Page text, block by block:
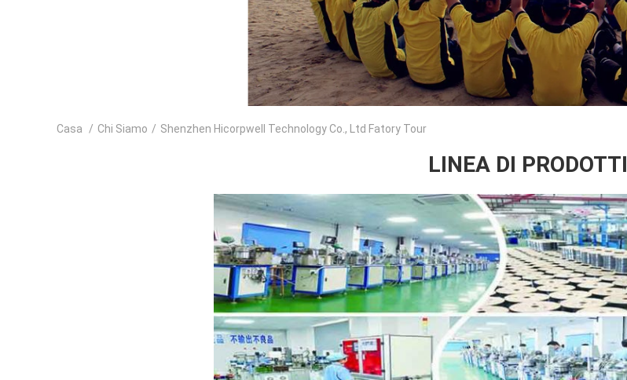
Casa / Chi Siamo / Shenzhen Hicorpwell Technology Co., Ltd Fatory Tour
LINEA DI PRODOTTI